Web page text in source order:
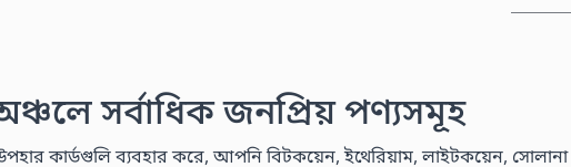
সর্বাধিক জনপ্রিয় পণ্যসমূহ
কার্ডগুলি ব্যবহার করে, আপনি বিটকয়েন, ইথেরিয়াম, লাইটকয়েন, সোলানা